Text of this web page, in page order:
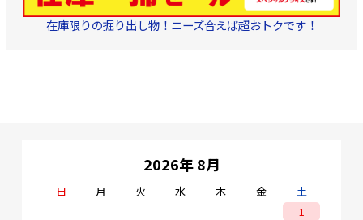
・対応外皮径
2×3.1mm、
2×1.6mm
在庫限りの掘り出し物！ニーズ合えば超おトクです！
2026年 8月
日 月 火 水 木 金
土
1